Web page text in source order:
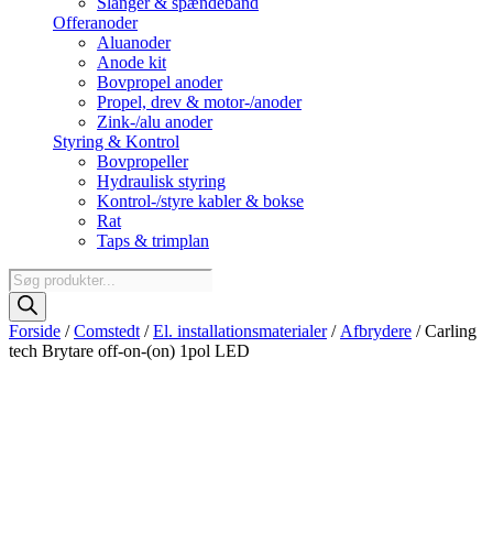
Offeranoder
Aluanoder
Anode kit
Bovpropel anoder
Propel, drev & motor-/anoder
Zink-/alu anoder
Styring & Kontrol
Bovpropeller
Hydraulisk styring
Kontrol-/styre kabler & bokse
Rat
Taps & trimplan
Products
search
Forside /Comstedt /El. installationsmaterialer/ Afbrydere / Carling
tech Brytare off-on-(on) 1pol LED